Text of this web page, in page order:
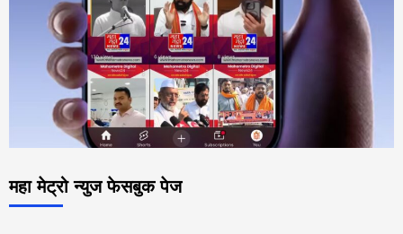
महा मेट्रो न्युज फेसबुक पेज